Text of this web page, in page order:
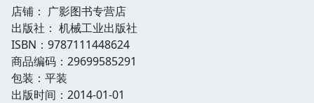
店铺： 广影图书专营店
出版社： 机械工业出版社
ISBN：9787111448624
商品编码：29699585291
包装：平装
出版时间：2014-01-01